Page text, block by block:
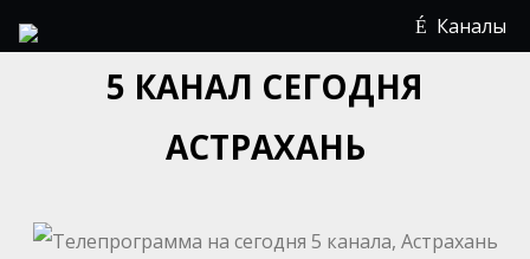
Каналы
5 КАНАЛ СЕГОДНЯ
АСТРАХАНЬ